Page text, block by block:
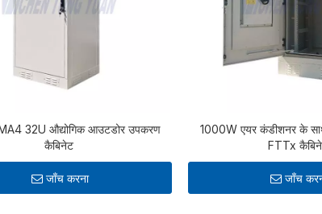
32U औद्योगिक आउटडोर उपकरण
कैबिनेट
जाँच करना
1000W एयर कंडीशनर के
FTTx
जाँच